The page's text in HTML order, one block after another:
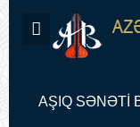
AŞIQ SƏNƏTİ